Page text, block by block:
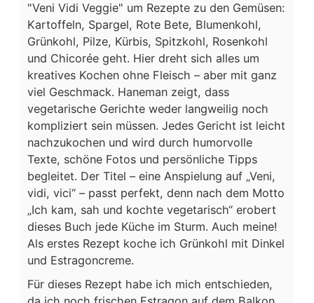
"Veni Vidi Veggie" um Rezepte zu den Gemüsen:
Kartoffeln, Spargel, Rote Bete, Blumenkohl,
Grünkohl, Pilze, Kürbis, Spitzkohl, Rosenkohl
und Chicorée geht. Hier dreht sich alles um
kreatives Kochen ohne Fleisch – aber mit ganz
viel Geschmack. Haneman zeigt, dass
vegetarische Gerichte weder langweilig noch
kompliziert sein müssen. Jedes Gericht ist leicht
nachzukochen und wird durch humorvolle
Texte, schöne Fotos und persönliche Tipps
begleitet. Der Titel – eine Anspielung auf „Veni,
vidi, vici“ – passt perfekt, denn nach dem Motto
„Ich kam, sah und kochte vegetarisch“ erobert
dieses Buch jede Küche im Sturm. Auch meine!
Als erstes Rezept koche ich Grünkohl mit Dinkel
und Estragoncreme.
Für dieses Rezept habe ich mich entschieden,